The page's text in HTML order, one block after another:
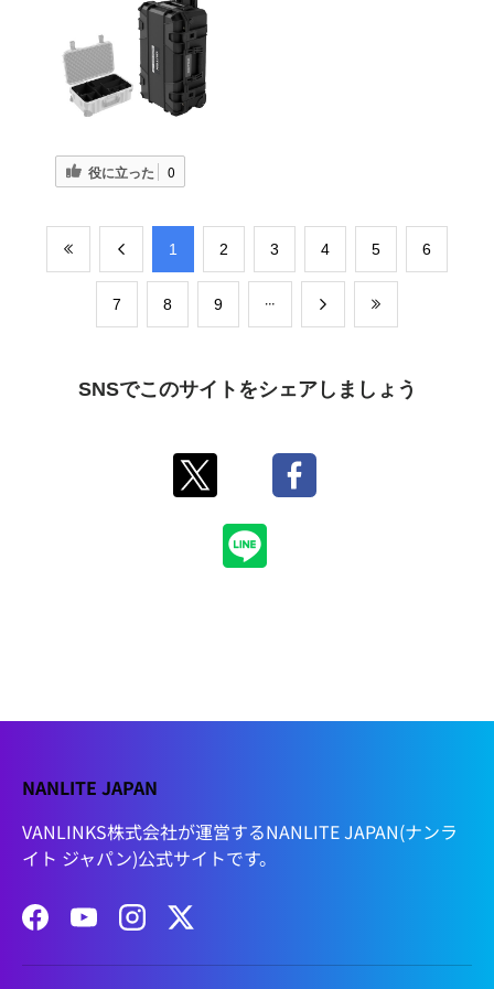
役に立った 0
​1 ​2 ​3 ​4 ​5 ​6
​7 ​8 ​9
SNSでこのサイトをシェアしましょう
NANLITE JAPAN
VANLINKS株式会社が運営するNANLITE JAPAN(ナンラ
イト ジャパン)公式サイトです。
FacebookYouTubeInstagramTwitter